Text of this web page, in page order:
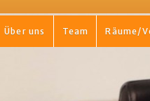
Über uns Team Räume/